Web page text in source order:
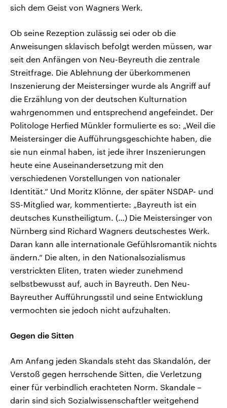
sich dem Geist von Wagners Werk.
Ob seine Rezeption zulässig sei oder ob die
Anweisungen sklavisch befolgt werden müssen, war
seit den Anfängen von Neu-Beyreuth die zentrale
Streitfrage. Die Ablehnung der überkommenen
Inszenierung der Meistersinger wurde als Angriff auf
die Erzählung von der deutschen Kulturnation
wahrgenommen und entsprechend angefeindet. Der
Politologe Herfied Münkler formulierte es so: „Weil die
Meistersinger die Aufführungsgeschichte haben, die
sie nun einmal haben, ist jede ihrer Inszenierungen
heute eine Auseinandersetzung mit den
verschiedenen Vorstellungen von nationaler
Identität.“ Und Moritz Klönne, der später NSDAP- und
SS-Mitglied war, kommentierte: „Bayreuth ist ein
deutsches Kunstheiligtum. (…) Die Meistersinger von
Nürnberg sind Richard Wagners deutschestes Werk.
Daran kann alle internationale Gefühlsromantik nichts
ändern.“ Die alten, in den Nationalsozialismus
verstrickten Eliten, traten wieder zunehmend
selbstbewusst auf, auch in Bayreuth. Den Neu-
Bayreuther Aufführungsstil und seine Entwicklung
vermochten sie jedoch nicht aufzuhalten.
Gegen die Sitten
Am Anfang jeden Skandals steht das Skandalón, der
Verstoß gegen herrschende Sitten, die Verletzung
einer für verbindlich erachteten Norm. Skandale –
darin sind sich Sozialwissenschaftler weitgehend